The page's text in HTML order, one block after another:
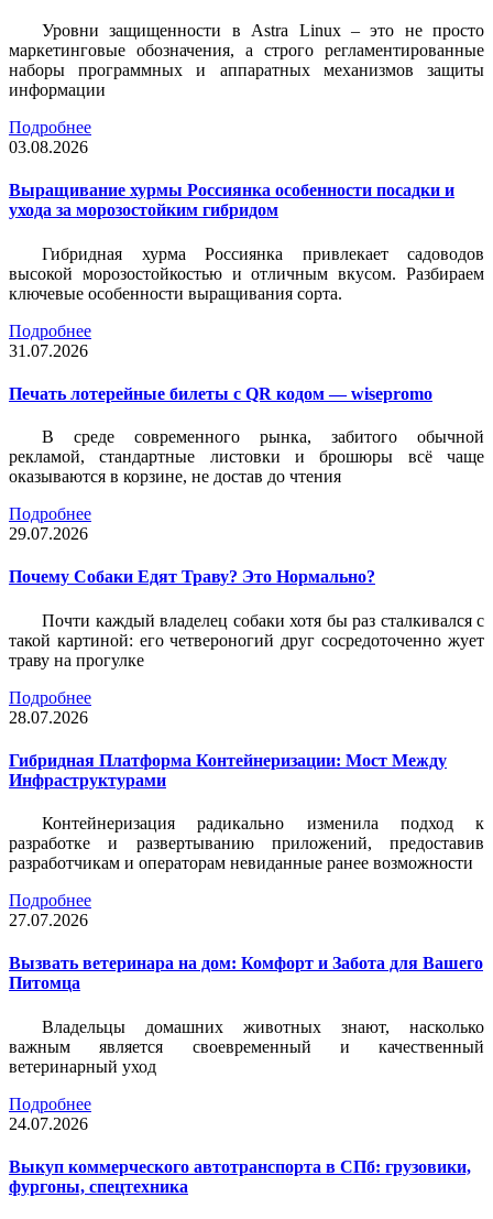
Уровни защищенности в Astra Linux – это не просто
маркетинговые обозначения, а строго регламентированные
наборы программных и аппаратных механизмов защиты
информации
Подробнее
03.08.2026
Выращивание хурмы Россиянка особенности посадки и
ухода за морозостойким гибридом
Гибридная хурма Россиянка привлекает садоводов
высокой морозостойкостью и отличным вкусом. Разбираем
ключевые особенности выращивания сорта.
Подробнее
31.07.2026
Печать лотерейные билеты c QR кодом — wisepromo
В среде современного рынка, забитого обычной
рекламой, стандартные листовки и брошюры всё чаще
оказываются в корзине, не достав до чтения
Подробнее
29.07.2026
Почему Собаки Едят Траву? Это Нормально?
Почти каждый владелец собаки хотя бы раз сталкивался с
такой картиной: его четвероногий друг сосредоточенно жует
траву на прогулке
Подробнее
28.07.2026
Гибридная Платформа Контейнеризации: Мост Между
Инфраструктурами
Контейнеризация радикально изменила подход к
разработке и развертыванию приложений, предоставив
разработчикам и операторам невиданные ранее возможности
Подробнее
27.07.2026
Вызвать ветеринара на дом: Комфорт и Забота для Вашего
Питомца
Владельцы домашних животных знают, насколько
важным является своевременный и качественный
ветеринарный уход
Подробнее
24.07.2026
Выкуп коммерческого автотранспорта в СПб: грузовики,
фургоны, спецтехника